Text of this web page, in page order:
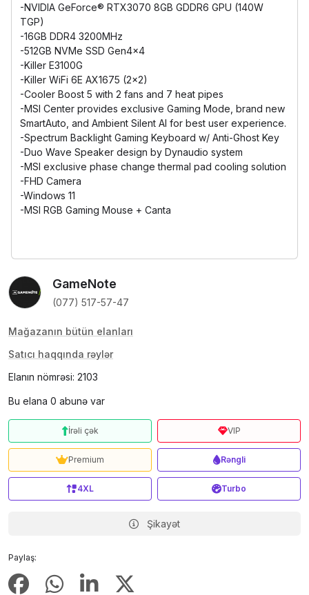
-NVIDIA GeForce® RTX3070 8GB GDDR6 GPU (140W
TGP)
-16GB DDR4 3200MHz
-512GB NVMe SSD Gen4x4
-Killer E3100G
-Killer WiFi 6E AX1675 (2x2)
-Cooler Boost 5 with 2 fans and 7 heat pipes
-MSI Center provides exclusive Gaming Mode, brand new
SmartAuto, and Ambient Silent AI for best user experience.
-Spectrum Backlight Gaming Keyboard w/ Anti-Ghost Key
-Duo Wave Speaker design by Dynaudio system
-MSI exclusive phase change thermal pad cooling solution
-FHD Camera
-Windows 11
-MSI RGB Gaming Mouse + Canta
GameNote
(077) 517-57-47
Mağazanın bütün elanları
Satıcı haqqında rəylər
Elanın nömrəsi: 2103
Bu elana 0 abunə var
Paylaş:
İrəli çək VIP
Premium Rəngli
4XL Turbo
Şikayət